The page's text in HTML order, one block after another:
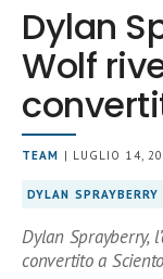
Dylan
Wolf
TEAM | LUGLIO 14,
DYLAN SPRAYBERRY
Dylan Sprayberry,
convertito a